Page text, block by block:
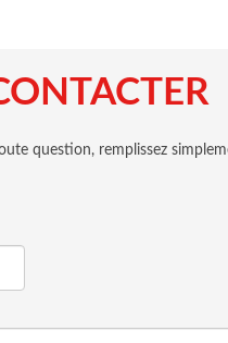
question, remplissez